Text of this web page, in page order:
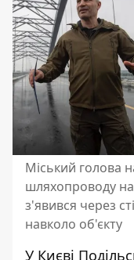
Міський голова
шляхопроводу
з'явився через
навколо об'єкту
У Києві